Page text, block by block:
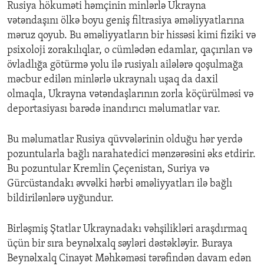
Rusiya hökuməti həmçinin minlərlə Ukrayna
vətəndaşını ölkə boyu geniş filtrasiya əməliyyatlarına
məruz qoyub. Bu əməliyyatların bir hissəsi kimi fiziki və
psixoloji zorakılıqlar, o cümlədən edamlar, qaçırılan və
övladlığa götürmə yolu ilə rusiyalı ailələrə qoşulmağa
məcbur edilən minlərlə ukraynalı uşaq da daxil
olmaqla, Ukrayna vətəndaşlarının zorla köçürülməsi və
deportasiyası barədə inandırıcı məlumatlar var.
Bu məlumatlar Rusiya qüvvələrinin olduğu hər yerdə
pozuntularla bağlı narahatedici mənzərəsini əks etdirir.
Bu pozuntular Kremlin Çeçenistan, Suriya və
Gürcüstandakı əvvəlki hərbi əməliyyatları ilə bağlı
bildirilənlərə uyğundur.
Birləşmiş Ştatlar Ukraynadakı vəhşilikləri araşdırmaq
üçün bir sıra beynəlxalq səyləri dəstəkləyir. Buraya
Beynəlxalq Cinayət Məhkəməsi tərəfindən davam edən